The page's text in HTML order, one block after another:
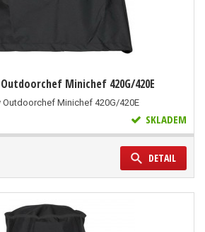
Minichef 420G/420E
Minichef 420G/420E
SKLADEM
DETAIL